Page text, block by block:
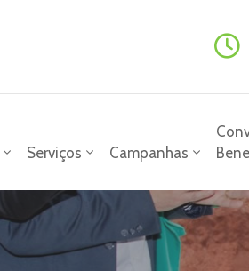
Serviços Campanhas